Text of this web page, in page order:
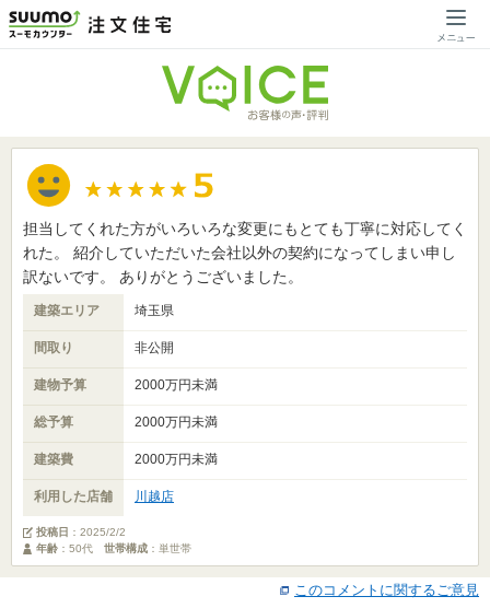
担当してくれた方がいろいろな変更にもとても丁寧に対応してく
れた。 紹介していただいた会社以外の契約になってしまい申し
訳ないです。 ありがとうございました。
建築エリア 埼玉県
間取り 非公開
建物予算 2000万円未満
総予算 2000万円未満
建築費 2000万円未満
利用した店舗 川越店
投稿日 ： 2025/2/2
年齢 ：50代 世帯構成 ：単世帯
このコメントに関するご意見